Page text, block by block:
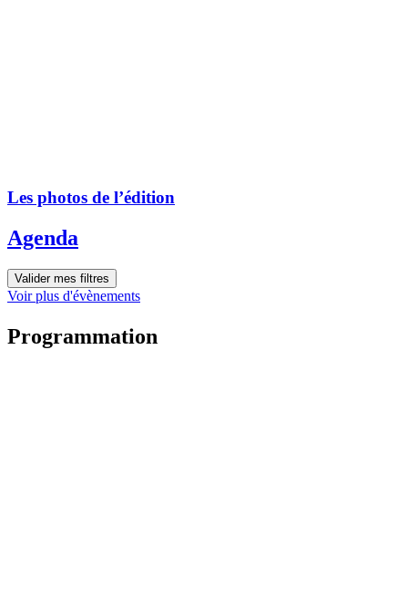
Les photos de l’édition
Agenda
Valider mes filtres
Voir plus d'évènements
Programmation